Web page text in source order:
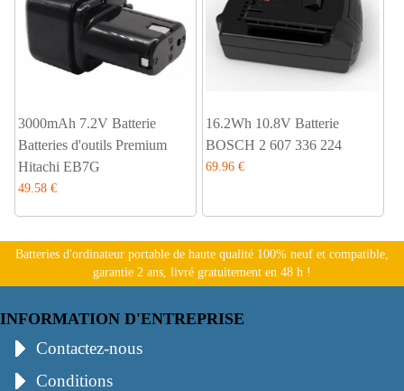
3000mAh 7.2V Batterie
Batteries d'outils Premium
Hitachi EB7G
49.58 €
16.2Wh 10.8V Batterie
BOSCH 2 607 336 224
69.96 €
Batteries d'ordinateur portable de haute qualité 100% neuf et compatible,
garantie 2 ans, livré gratuitement en 48 h !
INFORMATION D'ENTREPRISE
Contactez-nous
Conditions